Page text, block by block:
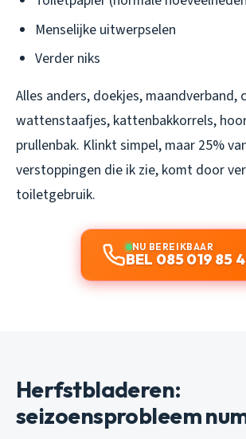
Menselijke uitwerpselen
Verder niks
Alles anders, doekjes, maandverband,
wattenstaafjes, kattenbakkorrels,
prullenbak. Klinkt simpel, maar 25%
verstoppingen die ik zie, komt door
toiletgebruik.
NU BEREIKBAAR
BEL 085 019 85
Herfstbladeren:
seizoensprobleem